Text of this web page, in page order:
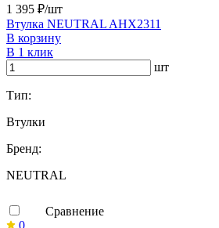
1 395 ₽/шт
Втулка NEUTRAL AHX2311
В корзину
В 1 клик
шт
Тип:
Втулки
Бренд:
NEUTRAL
Сравнение
0